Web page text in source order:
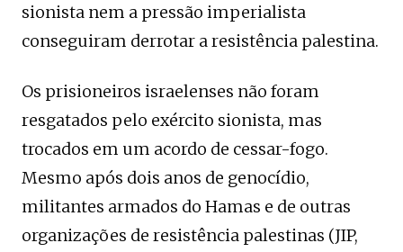
sionista nem a pressão imperialista
conseguiram derrotar a resistência palestina.
Os prisioneiros israelenses não foram
resgatados pelo exército sionista, mas
trocados em um acordo de cessar-fogo.
Mesmo após dois anos de genocídio,
militantes armados do Hamas e de outras
organizações de resistência palestinas (JIP,